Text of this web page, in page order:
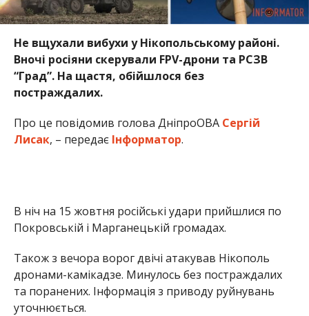
Не вщухали вибухи у Нікопольському районі.
Вночі росіяни скерували FPV-дрони та РСЗВ
“Град”. На щастя, обійшлося без
постраждалих.
Про це повідомив голова ДніпроОВА Сергій
Лисак, – передає Інформатор.
В ніч на 15 жовтня російські удари прийшлися по
Покровській і Марганецькій громадах.
Також з вечора ворог двічі атакував Нікополь
дронами-камікадзе. Минулось без постраждалих
та поранених. Інформація з приводу руйнувань
уточнюється.